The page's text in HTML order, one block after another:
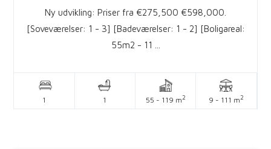
Ny udvikling: Priser fra €275,500 €598,000.
[Soveværelser: 1 - 3] [Badeværelser: 1 - 2] [Boligareal:
55m2 - 11 ...
1 1 55 - 119 m2 9 - 111 m2